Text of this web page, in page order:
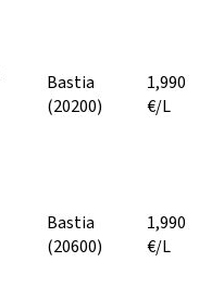
Bastia
(20200)
1,990
€/L
Bastia
(20600)
1,990
€/L